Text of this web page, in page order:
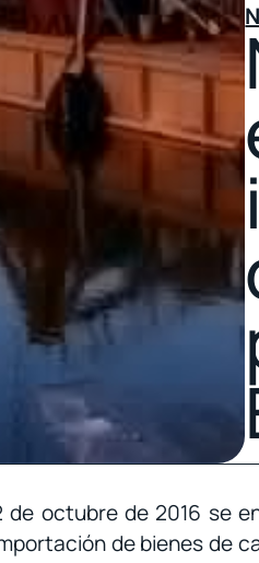
de octubre de 2016 se
de bienes de